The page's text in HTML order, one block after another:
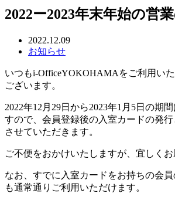
2022ー2023年末年始の営
2022.12.09
お知らせ
いつもi-OfficeYOKOHAMAをご利用い
ございます。
2022年12月29日から2023年1月5日の期
すので、会員登録後の入室カードの発
させていただきます。
ご不便をおかけいたしますが、宜しくお
なお、すでに入室カードをお持ちの会
も通常通りご利用いただけます。